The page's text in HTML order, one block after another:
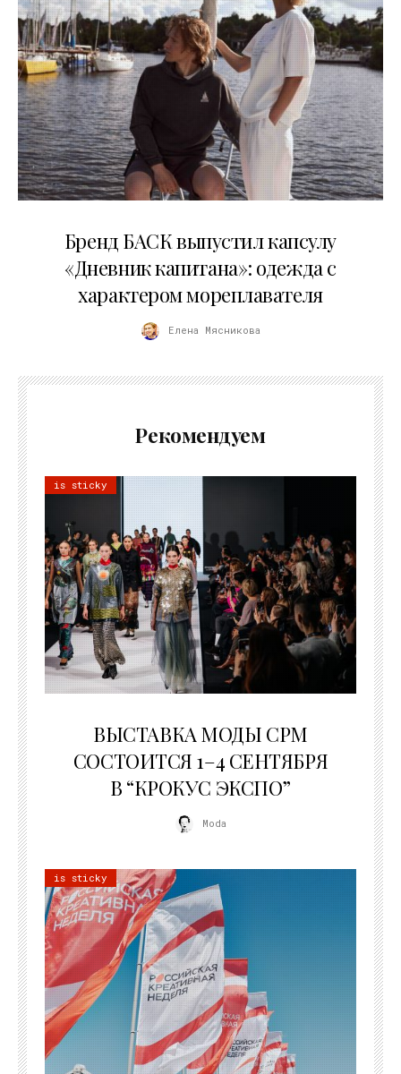
Бренд БАСК выпустил капсулу
«Дневник капитана»: одежда с
характером мореплавателя
Елена Мясникова
Рекомендуем
is sticky
ВЫСТАВКА МОДЫ CPM
СОСТОИТСЯ 1–4 СЕНТЯБРЯ
В “КРОКУС ЭКСПО”
Moda
is sticky